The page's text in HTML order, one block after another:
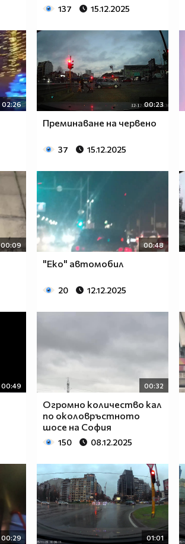
137 15.12.2025
02:26 00:23
Преминаване на червено
37 15.12.2025
00:09 00:48
"Еко" автомобил
20 12.12.2025
00:49 00:32
Огромно количество кал
по околовръстното
шосе на София
150 08.12.2025
00:29 01:01